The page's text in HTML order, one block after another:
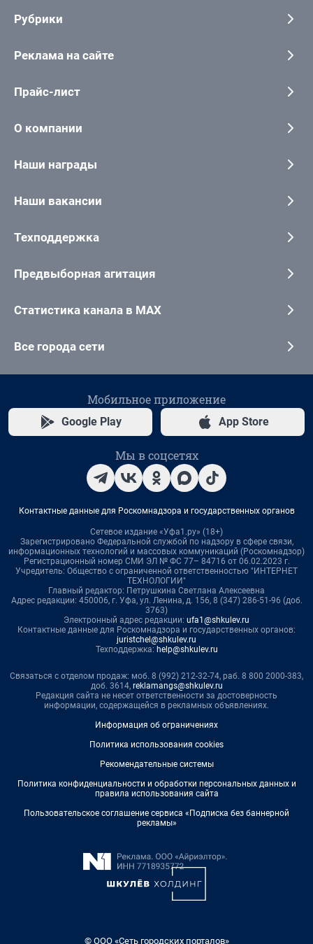
Рубрики
Реклама на сайте
Прайс-лист
О компании
Наши награды
Наши вакансии
Техподдержка
Предвыборная агитация
Статистика канала в MAX
Все города сети
Мобильное приложение
Google Play App Store
Мы в соцсетях
Контактные данные для Роскомнадзора и государственных органов
Сетевое издание «Уфа1.ру» (18+)
Зарегистрировано Федеральной службой по надзору в сфере связи,
информационных технологий и массовых коммуникаций (Роскомнадзор)
Регистрационный номер СМИ ЭЛ № ФС 77– 84716 от 06.02.2023 г.
Учредитель: Общество с ограниченной ответственностью "ИНТЕРНЕТ
ТЕХНОЛОГИИ"
Главный редактор: Петрушкина Светлана Алексеевна
Адрес редакции: 450006, г. Уфа, ул. Ленина, д. 156, 8 (347) 286-51-96 (доб.
3763)
Электронный адрес редакции: ufa1@shkulev.ru
Контактные данные для Роскомнадзора и государственных органов:
juristchel@shkulev.ru
Техподдержка: help@shkulev.ru
Связаться с отделом продаж: моб. 8 (992) 212-32-74, раб. 8 800 2000-383,
доб. 3614, reklamangs@shkulev.ru
Редакция сайта не несет ответственности за достоверность
информации, содержащейся в рекламных объявлениях.
Информация об ограничениях
Политика использования cookies
Рекомендательные системы
Политика конфиденциальности и обработки персональных данных и
правила использования сайта
Пользовательское соглашение сервиса «Подписка без баннерной
рекламы»
© ООО «Сеть городских порталов»